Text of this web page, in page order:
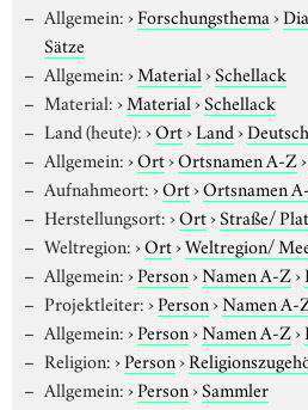
Allgemein:›Forschungsthema›
Sätze
Allgemein:›Material›Schellack
Material:›Material›Schellack
Land (heute):›Ort›Land›
Allgemein:›Ort›Ortsnamen A-Z›
Aufnahmeort:›Ort›Ortsnamen
Herstellungsort:›Ort›Straße/
Weltregion:›Ort›Weltregion/
Allgemein:›Person›Namen A-Z›
Projektleiter:›Person›Namen A-
Allgemein:›Person›Namen A-Z›
Religion:›Person›
Allgemein:›Person›Sammler